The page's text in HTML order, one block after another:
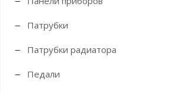
Патрубки
Патрубки радиатора
Педали